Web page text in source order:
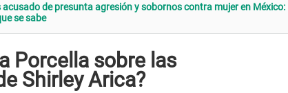
acusado de presunta agresión y sobornos contra mujer en México:
se sabe
Porcella sobre las
Shirley Arica?